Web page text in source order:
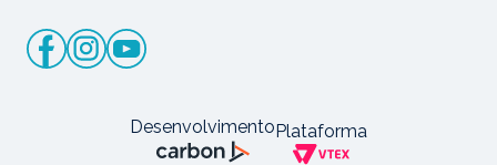
DesenvolvimentoPlataforma